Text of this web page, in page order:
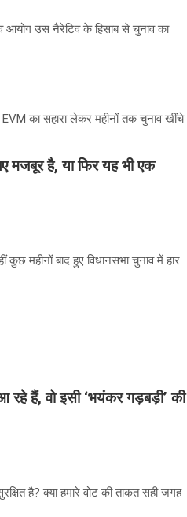
आयोग उस नैरेटिव के हिसाब से चुनाव का
का सहारा लेकर महीनों तक चुनाव खींचे
मजबूर है, या फिर यह भी एक
कुछ महीनों बाद हुए विधानसभा चुनाव में हार
हैं, वो इसी ‘भयंकर गड़बड़ी’ की
है? क्या हमारे वोट की ताकत सही जगह